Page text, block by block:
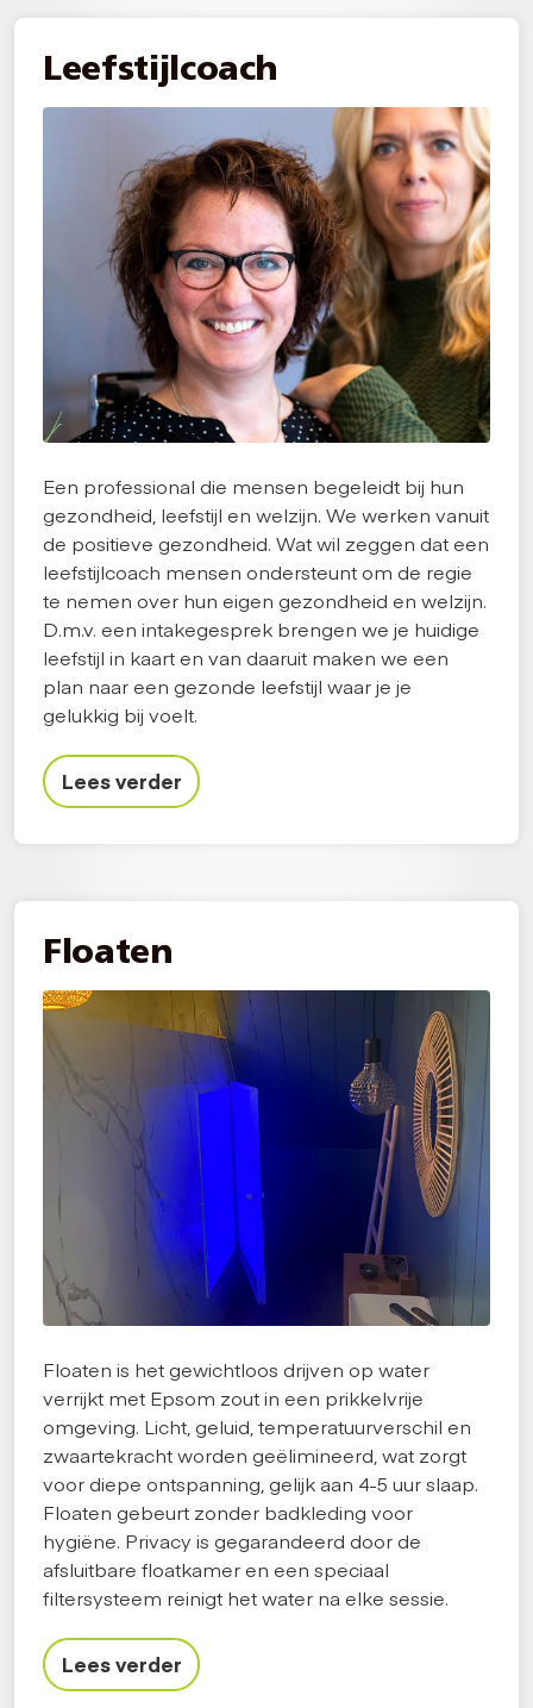
Leefstijlcoach
Een professional die mensen begeleidt bij hun
gezondheid, leefstijl en welzijn. We werken vanuit
de positieve gezondheid. Wat wil zeggen dat een
leefstijlcoach mensen ondersteunt om de regie
te nemen over hun eigen gezondheid en welzijn.
D.m.v. een intakegesprek brengen we je huidige
leefstijl in kaart en van daaruit maken we een
plan naar een gezonde leefstijl waar je je
gelukkig bij voelt.
Lees verder
Floaten
Floaten is het gewichtloos drijven op water
verrijkt met Epsom zout in een prikkelvrije
omgeving. Licht, geluid, temperatuurverschil en
zwaartekracht worden geëlimineerd, wat zorgt
voor diepe ontspanning, gelijk aan 4-5 uur slaap.
Floaten gebeurt zonder badkleding voor
hygiëne. Privacy is gegarandeerd door de
afsluitbare floatkamer en een speciaal
filtersysteem reinigt het water na elke sessie.
Lees verder